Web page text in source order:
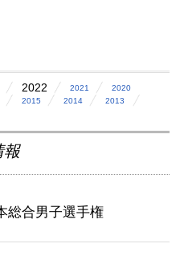
2022 2021
2020
2015 2014 2013
報
総合男子選手権